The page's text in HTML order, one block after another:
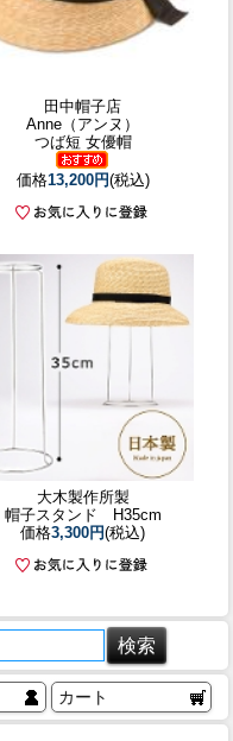
田中帽子店
Anne（アンヌ）
つば短 女優帽
価格13,200円(税込)
大木製作所製
帽子スタンド H35cm
価格3,300円(税込)
カート